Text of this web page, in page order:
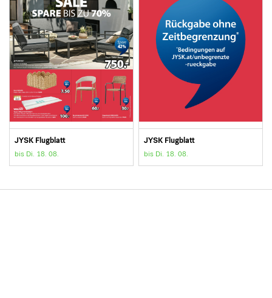
JYSK Flugblatt
bis Di. 18. 08.
JYSK Flugblatt
bis Di. 18. 08.